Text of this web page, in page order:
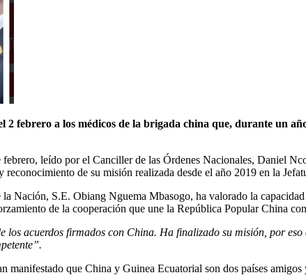
febrero a los médicos de la brigada china que, durante un
leído por el Canciller de las Órdenes Nacionales, Daniel
de su misión realizada desde el año 2019 en la
Nación, S.E. Obiang Nguema Mbasogo, ha valorado la
de la cooperación que une la República Popular China
acuerdos firmados con China. Ha finalizado su misión, por
que China y Guinea Ecuatorial son dos países